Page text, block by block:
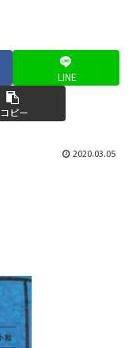
LINE
コピー
2020.03.05